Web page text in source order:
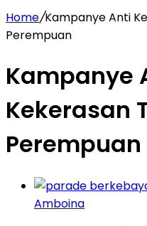
Home/Kampanye Anti
Perempuan
Kampanye
Kekerasan
Perempuan
Amboina